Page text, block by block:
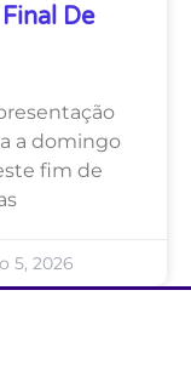
De
a domingo
fim de
5, 2026